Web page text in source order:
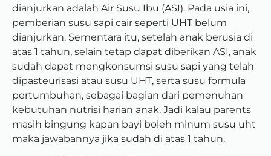
dianjurkan adalah Air Susu Ibu (ASI). Pada usia ini,
pemberian susu sapi cair seperti UHT belum
dianjurkan. Sementara itu, setelah anak berusia di
atas 1 tahun, selain tetap dapat diberikan ASI, anak
sudah dapat mengkonsumsi susu sapi yang telah
dipasteurisasi atau susu UHT, serta susu formula
pertumbuhan, sebagai bagian dari pemenuhan
kebutuhan nutrisi harian anak. Jadi kalau parents
masih bingung kapan bayi boleh minum susu uht
maka jawabannya jika sudah di atas 1 tahun.